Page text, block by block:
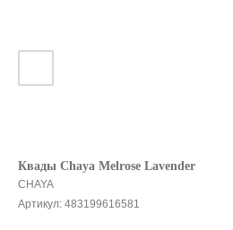
Квады Chaya Melrose Lavender
CHAYA
Артикул: 483199616581